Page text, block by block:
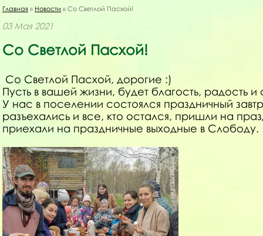
Главная » Новости » Со Светлой Пасхой!
03 Мая 2021
Со Светлой Пасхой!
Со Светлой Пасхой, дорогие :)
Пусть в вашей жизни, будет благость, радость и
У нас в поселении состоялся праздничный
разъехались и все, кто остался, пришли на
приехали на праздничные выходные в Слободу.